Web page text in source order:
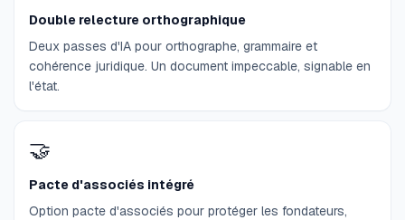
Double relecture orthographique
Deux passes d'IA pour orthographe, grammaire et
cohérence juridique. Un document impeccable, signable en
l'état.
🤝
Pacte d'associés intégré
Option pacte d'associés pour protéger les fondateurs,